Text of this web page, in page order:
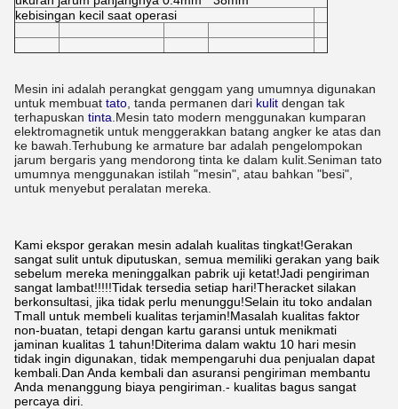
kebisingan kecil saat operasi
Mesin ini adalah perangkat genggam yang umumnya digunakan
untuk membuat tato , tanda permanen dari kulit dengan tak
terhapuskan tinta .Mesin tato modern menggunakan kumparan
elektromagnetik untuk menggerakkan batang angker ke atas dan
ke bawah.Terhubung ke armature bar adalah pengelompokan
jarum bergaris yang mendorong tinta ke dalam kulit.Seniman tato
umumnya menggunakan istilah "mesin", atau bahkan "besi",
untuk menyebut peralatan mereka.
Kami ekspor gerakan mesin adalah kualitas tingkat!Gerakan
sangat sulit untuk diputuskan, semua memiliki gerakan yang baik
sebelum mereka meninggalkan pabrik uji ketat!Jadi pengiriman
sangat lambat!!!!!Tidak tersedia setiap hari!Theracket silakan
berkonsultasi, jika tidak perlu menunggu!Selain itu toko andalan
Tmall untuk membeli kualitas terjamin!Masalah kualitas faktor
non-buatan, tetapi dengan kartu garansi untuk menikmati
jaminan kualitas 1 tahun!Diterima dalam waktu 10 hari mesin
tidak ingin digunakan, tidak mempengaruhi dua penjualan dapat
kembali.Dan Anda kembali dan asuransi pengiriman membantu
Anda menanggung biaya pengiriman.- kualitas bagus sangat
percaya diri.